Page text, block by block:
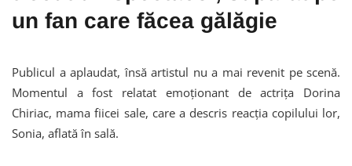
un fan care făcea gălăgie
Publicul a aplaudat, însă artistul nu a mai revenit pe scenă.
Momentul a fost relatat emoționant de actrița Dorina
Chiriac, mama fiicei sale, care a descris reacția copilului lor,
Sonia, aflată în sală.